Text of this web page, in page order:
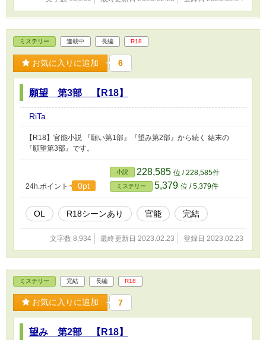
ミステリー 連載中 長編 R18
お気に入りに追加 6
願望 第3部 【R18】
RiTa
【R18】官能小説 『願い第1部』『望み第2部』から続く 結末の
『願望第3部』です。
24h.ポイント 0pt
小説 228,585 位 / 228,585件
ミステリー 5,379 位 / 5,379件
OL R18シーンあり 官能 完結
文字数 8,934 最終更新日 2023.02.23 登録日 2023.02.23
ミステリー 完結 長編 R18
お気に入りに追加 7
望み 第2部 【R18】